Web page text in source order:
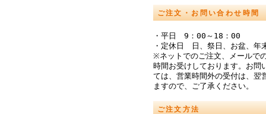
ご注文・お問い合わせ時間
・平日 9：00～18：00
・定休日 日、祭日、お盆、年
※ネットでのご注文、メールで
時間お受けしております。お問
ては、営業時間外の受付は、翌
ますので、ご了承ください。
ご注文方法